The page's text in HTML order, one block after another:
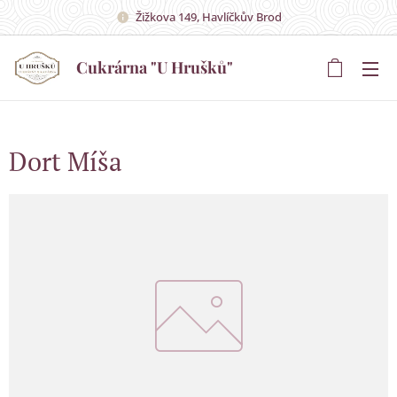
Žižkova 149, Havlíčkův Brod
Cukrárna "U Hrušků"
Dort Míša